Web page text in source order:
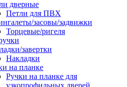
дверные
Петли для ПВХ
засовы/задвижки
Торцевые/ригеля
завертки
Накладки
на планке
Ручки на планке для